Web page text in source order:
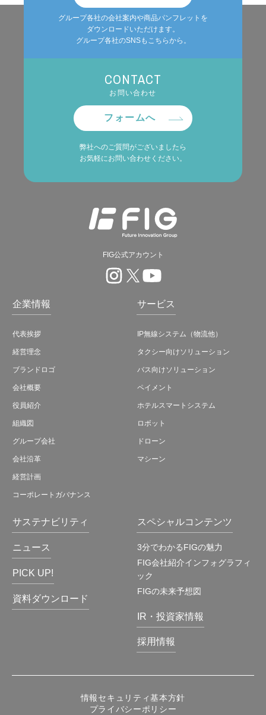
グループ各社の会社案内や商品パンフレットを
ダウンロードいただけます。
グループ各社のSNSもこちらから。
CONTACT
お問い合わせ
フォームへ
弊社へのご質問がございましたら
お気軽にお問い合わせください。
FIG公式アカウント
企業情報
代表挨拶
経営理念
ブランドロゴ
会社概要
役員紹介
組織図
グループ会社
会社沿革
経営計画
コーポレートガバナンス
サービス
IP無線システム（物流他）
タクシー向けソリューション
バス向けソリューション
ペイメント
ホテルスマートシステム
ロボット
ドローン
マシーン
サステナビリティ
ニュース
PICK UP!
資料ダウンロード
スペシャルコンテンツ
3分でわかるFIGの魅力
FIG会社紹介インフォグラフィ
ック
FIGの未来予想図
IR・投資家情報
採用情報
情報セキュリティ基本方針
プライバシーポリシー